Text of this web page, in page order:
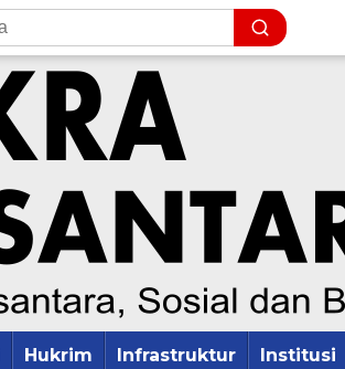
Hukrim Infrastruktur Institusi